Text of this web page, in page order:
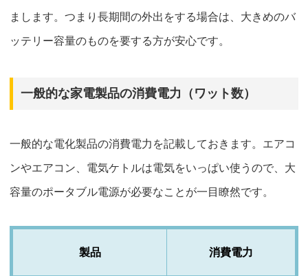
まします。つまり長期間の外出をする場合は、大きめのバ
ッテリー容量のものを要する方が安心です。
一般的な家電製品の消費電力（ワット数）
一般的な電化製品の消費電力を記載しておきます。エアコ
ンやエアコン、電気ケトルは電気をいっぱい使うので、大
容量のポータブル電源が必要なことが一目瞭然です。
製品 消費電力